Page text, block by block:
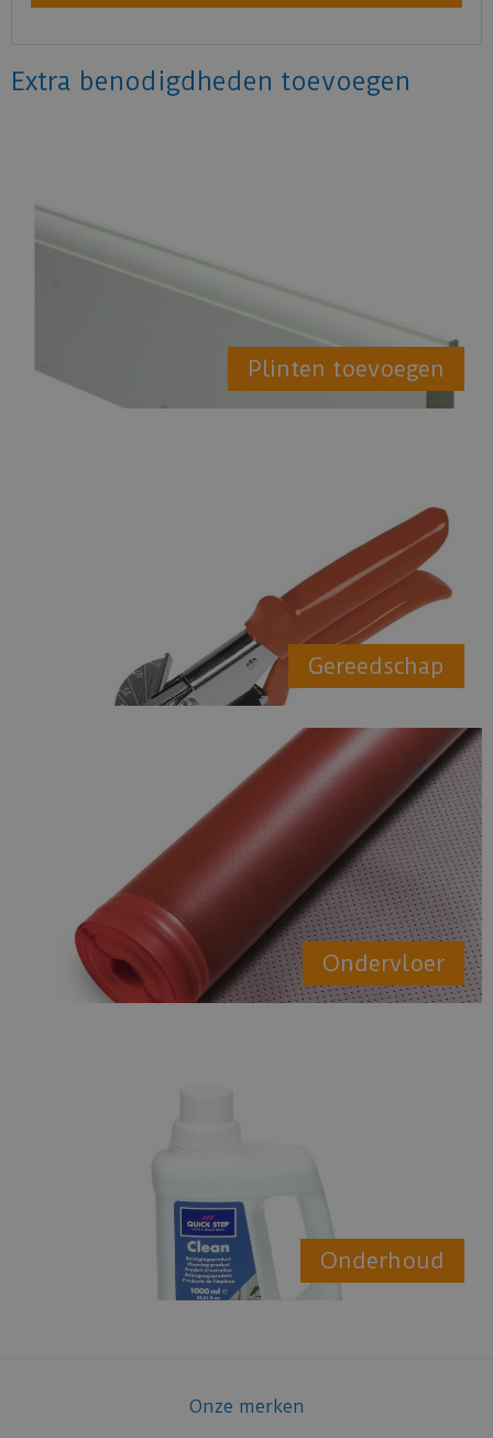
Extra benodigdheden toevoegen
Plinten toevoegen
Gereedschap
Ondervloer
Onderhoud
Onze merken